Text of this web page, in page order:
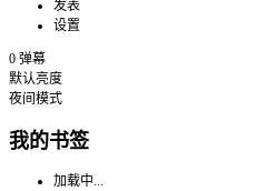
发表
设置
0 弹幕
默认亮度
夜间模式
我的书签
加载中...